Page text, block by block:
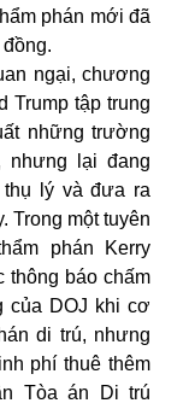
phán mới đã
ngại, chương
Trump tập trung
những trường
nhưng lại đang
thụ lý và đưa ra
Trong một tuyên
phán Kerry
báo chấm
của DOJ khi cơ
di trú, nhưng
phí thuê thêm
Tòa án Di trú